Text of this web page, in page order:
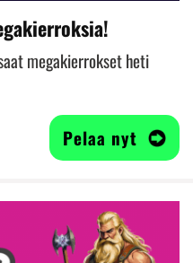
megakierrokset heti
Pelaa nyt